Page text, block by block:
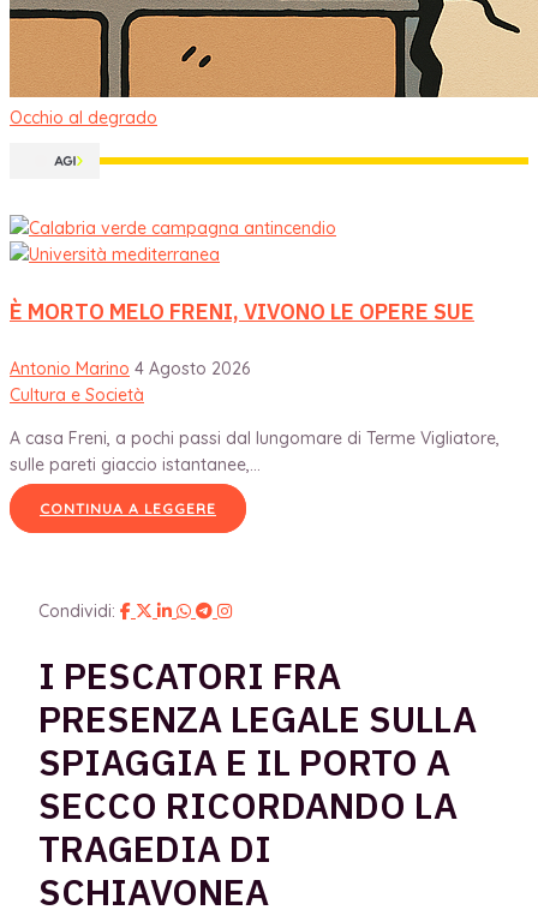
Occhio al degrado
È MORTO MELO FRENI, VIVONO LE OPERE SUE
Antonio Marino 4 Agosto 2026
Cultura e Società
A casa Freni, a pochi passi dal lungomare di Terme Vigliatore,
sulle pareti giaccio istantanee,...
CONTINUA A LEGGERE
Condividi:
I PESCATORI FRA
PRESENZA LEGALE SULLA
SPIAGGIA E IL PORTO A
SECCO RICORDANDO LA
TRAGEDIA DI
SCHIAVONEA